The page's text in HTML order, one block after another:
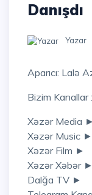
Danışdı
Yazar
Aparıcı: Lalə
Bizim Kanallar :
Xəzər Media ►
Xəzər Music ►
Xəzər Film ►
Xəzər Xəbər ►
Dalğa TV ►